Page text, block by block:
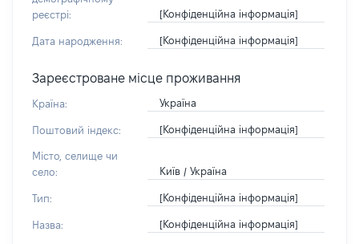
реєстрі:
[Конфіденційна інформація]
Дата народження: [Конфіденційна інформація]
Зареєстроване місце проживання
Країна: Україна
Поштовий індекс: [Конфіденційна інформація]
Місто, селище чи
село:
Київ / Україна
Тип: [Конфіденційна інформація]
Назва: [Конфіденційна інформація]